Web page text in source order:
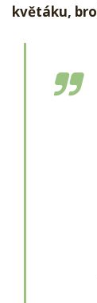
květáku,